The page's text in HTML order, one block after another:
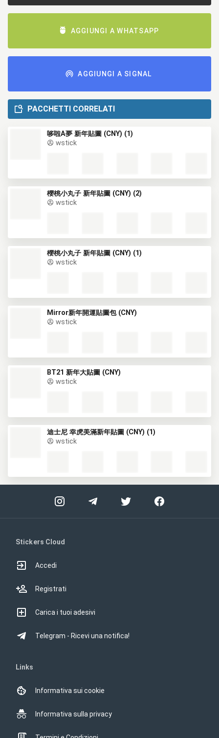
AGGIUNGI A WHATSAPP
AGGIUNGI A SIGNAL
PACCHETTI CORRELATI
哆啦A夢 新年貼圖 (CNY) (1)
wstick
櫻桃小丸子 新年貼圖 (CNY) (2)
wstick
櫻桃小丸子 新年貼圖 (CNY) (1)
wstick
Mirror新年開運貼圖包 (CNY)
wstick
BT21 新年大貼圖 (CNY)
wstick
迪士尼 幸虎美滿新年貼圖 (CNY) (1)
wstick
Stickers Cloud
Accedi
Registrati
Carica i tuoi adesivi
Telegram - Ricevi una notifica!
Links
Informativa sui cookie
Informativa sulla privacy